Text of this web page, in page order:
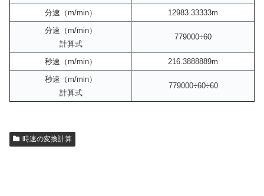
分速（m/min）
12983.33333m
分速（m/min）
計算式
779000÷60
秒速（m/min）
216.3888889m
秒速（m/min）
計算式
779000÷60÷60
時速の変換計算